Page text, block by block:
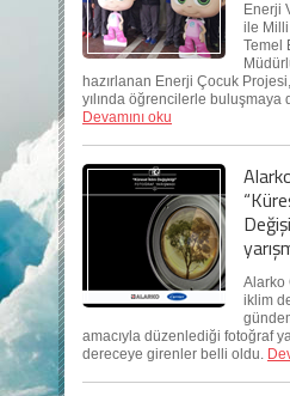
Enerji
ile Milli
Temel
hazırlanan Enerji Çocuk
yılında öğrencilerle buluşmaya
Devamını oku
Alarko
iklim
amacıyla düzenlediği fotoğraf
dereceye girenler belli oldu.